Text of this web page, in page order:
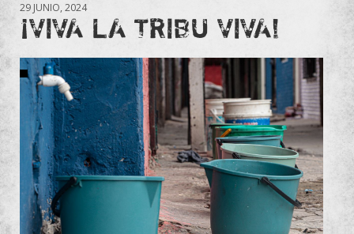
29 JUNIO, 2024
¡VIVA LA TRIBU VIVA!